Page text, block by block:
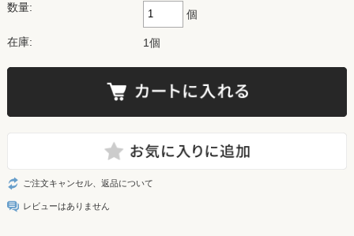
数量:
個
在庫: 1個
ご注文キャンセル、返品について
レビューはありません